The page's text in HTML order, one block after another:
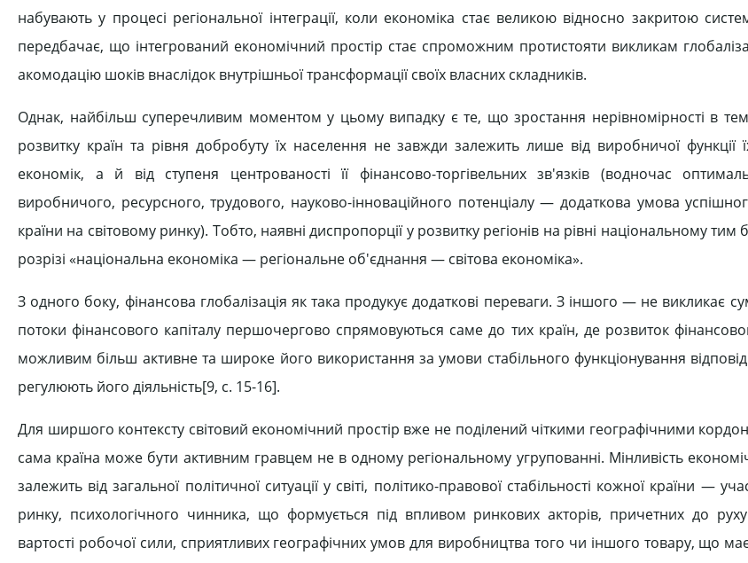
набувають у процесі регіональної інтеграції, коли економіка стає великою відносно закритою
передбачає, що інтегрований економічний простір стає спроможним протистояти викликам
акомодацію шоків внаслідок внутрішньої трансформації своїх власних складників.
Однак, найбільш суперечливим моментом у цьому випадку є те, що зростання нерівномірності в
розвитку країн та рівня добробуту їх населення не завжди залежить лише від виробничої функції
економік, а й від ступеня центрованості її фінансово-торгівельних зв'язків (водночас
виробничого, ресурсного, трудового, науково-інноваційного потенціалу — додаткова умова
країни на світовому ринку). Тобто, наявні диспропорції у розвитку регіонів на рівні національному тим
розрізі «національна економіка — регіональне об'єднання — світова економіка».
З одного боку, фінансова глобалізація як така продукує додаткові переваги. З іншого — не викликає
потоки фінансового капіталу першочергово спрямовуються саме до тих країн, де розвиток
можливим більш активне та широке його використання за умови стабільного функціонування
регулюють його діяльність[9, c. 15-16].
Для ширшого контексту світовий економічний простір вже не поділений чіткими географічними
сама країна може бути активним гравцем не в одному регіональному угрупованні. Мінливість
залежить від загальної політичної ситуації у світі, політико-правової стабільності кожної країни —
ринку, психологічного чинника, що формується під впливом ринкових акторів, причетних до
вартості робочої сили, сприятливих географічних умов для виробництва того чи іншого товару, що